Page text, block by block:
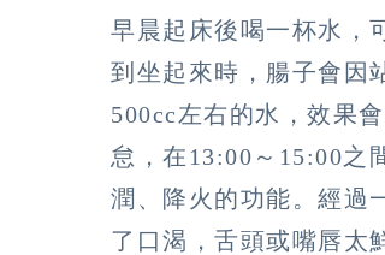
早晨起床後喝一杯水，
到坐起來時，腸子會因
500cc左右的水，效果
怠，在13:00～15:00之
潤、降火的功能。經過
了口渴，舌頭或嘴唇太